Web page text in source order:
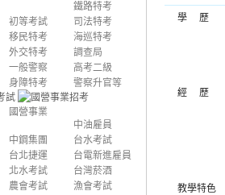
鐵路特考
初等考試
司法特考
移民特考
海巡特考
外交特考
調查局
一般警察
高考二級
身障特考 警察升官等
國營事業
中油雇員
中鋼集團
台水考試
台北捷運
台電新進雇員
北水考試
台灣菸酒
農會考試
漁會考試
學歷
經歷
教學特色